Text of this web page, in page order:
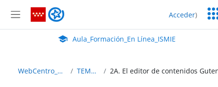
Panel lateral
Aula_Formación_En Línea_ISMIE Acceder)
Aula Virtual de EducaMadrid:
Aula_Formación_En Línea_ISMIE
WebCentro_C35 TEMA 2